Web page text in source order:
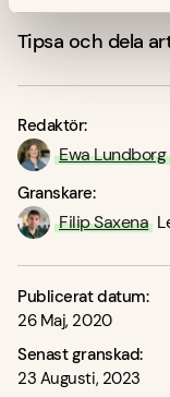
Tipsa och dela
Redaktör:
Ewa Lundborg
Granskare:
Filip Saxena
Publicerat datum:
26 Maj, 2020
Senast granskad:
23 Augusti, 2023